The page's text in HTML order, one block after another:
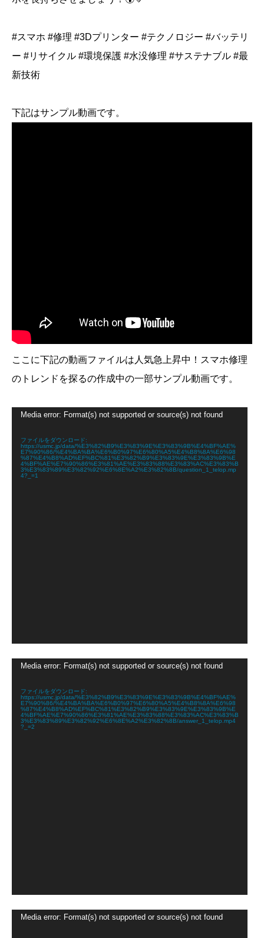
#スマホ #修理 #3Dプリンター #テクノロジー #バッテリ
ー #リサイクル #環境保護 #水没修理 #サステナブル #最
新技術
下記はサンプル動画です。
ここに下記の動画ファイルは人気急上昇中！スマホ修理
のトレンドを探るの作成中の一部サンプル動画です。
Media error: Format(s) not supported or source(s) not found
ファイルをダウンロード:
https://usmc.jp/data/%E3%82%B9%E3%83%9E%E3%83%9B%E4%BF%AE%
E7%90%86/%E4%BA%BA%E6%B0%97%E6%80%A5%E4%B8%8A%E6%98
%87%E4%B8%AD%EF%BC%81%E3%82%B9%E3%83%9E%E3%83%9B%E
4%BF%AE%E7%90%86%E3%81%AE%E3%83%88%E3%83%AC%E3%83%B
3%E3%83%89%E3%82%92%E6%8E%A2%E3%82%8B/question_1_telop.mp
4?_=1
Media error: Format(s) not supported or source(s) not found
ファイルをダウンロード:
https://usmc.jp/data/%E3%82%B9%E3%83%9E%E3%83%9B%E4%BF%AE%
E7%90%86/%E4%BA%BA%E6%B0%97%E6%80%A5%E4%B8%8A%E6%98
%87%E4%B8%AD%EF%BC%81%E3%82%B9%E3%83%9E%E3%83%9B%E
4%BF%AE%E7%90%86%E3%81%AE%E3%83%88%E3%83%AC%E3%83%B
3%E3%83%89%E3%82%92%E6%8E%A2%E3%82%8B/answer_1_telop.mp4
?_=2
Media error: Format(s) not supported or source(s) not found